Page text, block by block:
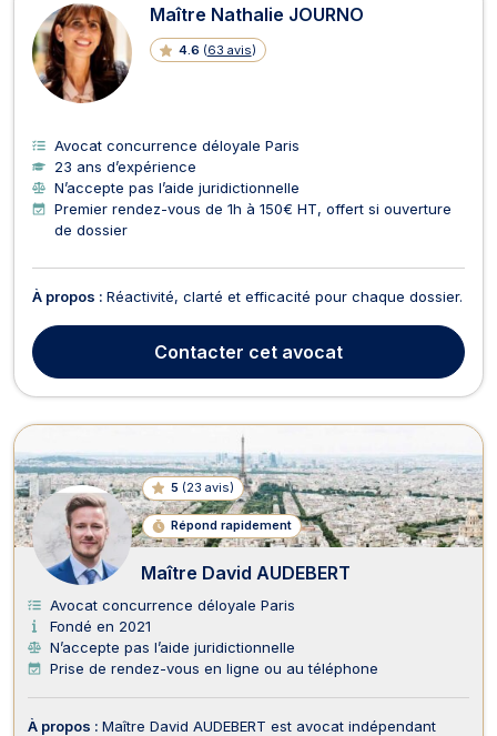
Maître Nathalie JOURNO
4.6 (63 avis)
Avocat concurrence déloyale Paris
23 ans d’expérience
N’accepte pas l’aide juridictionnelle
Premier rendez-vous de 1h à 150€ HT, offert si ouverture
de dossier
À propos : Réactivité, clarté et efficacité pour chaque dossier.
Contacter cet avocat
5 (23 avis)
Répond rapidement
Maître David AUDEBERT
Avocat concurrence déloyale Paris
Fondé en 2021
N’accepte pas l’aide juridictionnelle
Prise de rendez-vous en ligne ou au téléphone
À propos : Maître David AUDEBERT est avocat indépendant